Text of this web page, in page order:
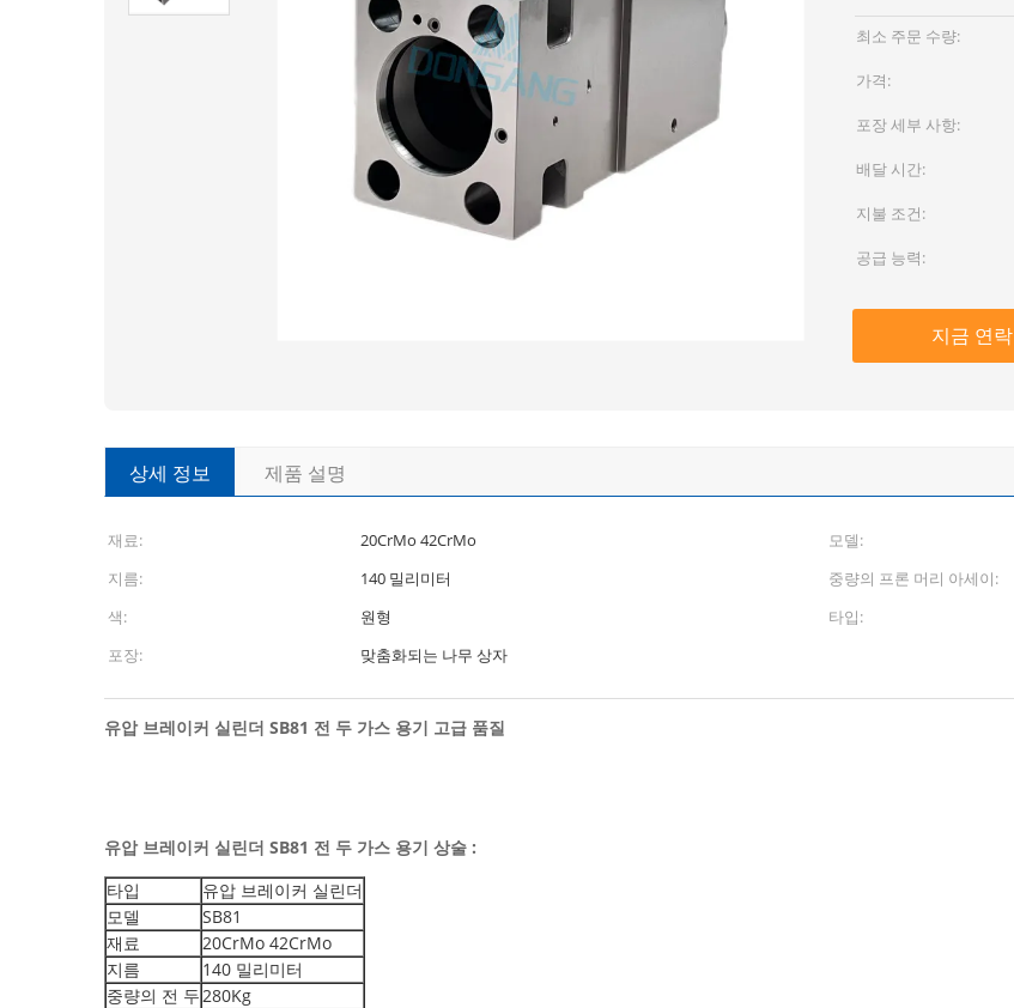
최소 주문 수량:
가격:
포장 세부 사항:
배달 시간:
지불 조건:
공급 능력:
지금 연락
상세 정보 제품 설명
재료: 20CrMo 42CrMo 모델:
지름:
140 밀리미터 중량의 프론 머리 아세이:
색:
원형 타입:
포장:
맞춤화되는 나무 상자
유압 브레이커 실린더 SB81 전 두 가스 용기 고급 품질
유압 브레이커 실린더 SB81 전 두 가스 용기 상술 :
타입
유압 브레이커 실린더
모델
SB81
재료
20CrMo 42CrMo
지름
140 밀리미터
중량의 전 두280Kg